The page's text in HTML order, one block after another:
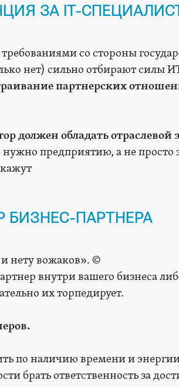
ЗА IT-
со стороны
нет) сильно отбирают силы
партнерских
должен обладать отраслевой
предприятию, а не просто
ПАРТНЕРА
нету вожаков». ©
внутри вашего бизнеса
их торпедирует.
по наличию времени и энергии,
брать ответственность за